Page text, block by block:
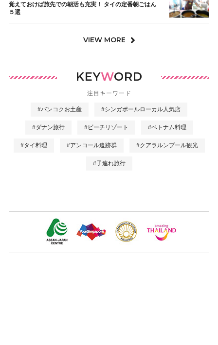
覚えておけば旅先での朝活も充実！ タイの定番朝ごはん
５選
VIEW MORE
KEYWORD
注目キーワード
#バンコクお土産 #シンガポールローカル人気店
#ダナン旅行 #ビーチリゾート #ベトナム料理
#タイ料理 #アンコール遺跡群 #クアラルンプール観光
#子連れ旅行